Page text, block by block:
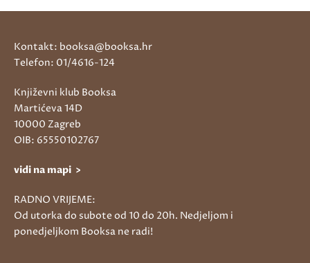
Kontakt: booksa@booksa.hr
Telefon: 01/4616-124
Književni klub Booksa
Martićeva 14D
10000 Zagreb
OIB: 65550102767
vidi na mapi >
RADNO VRIJEME:
Od utorka do subote od 10 do 20h. Nedjeljom i
ponedjeljkom Booksa ne radi!